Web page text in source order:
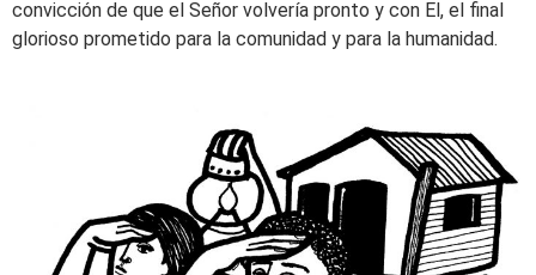
convicción de que el Señor volvería pronto y con El, el final
glorioso prometido para la comunidad y para la humanidad.